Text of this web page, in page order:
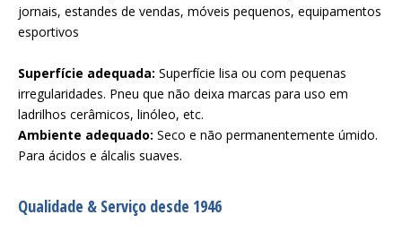
jornais, estandes de vendas, móveis pequenos, equipamentos
esportivos
Superfície adequada: Superfície lisa ou com pequenas
irregularidades. Pneu que não deixa marcas para uso em
ladrilhos cerâmicos, linóleo, etc.
Ambiente adequado: Seco e não permanentemente úmido.
Para ácidos e álcalis suaves.
Qualidade & Serviço desde 1946